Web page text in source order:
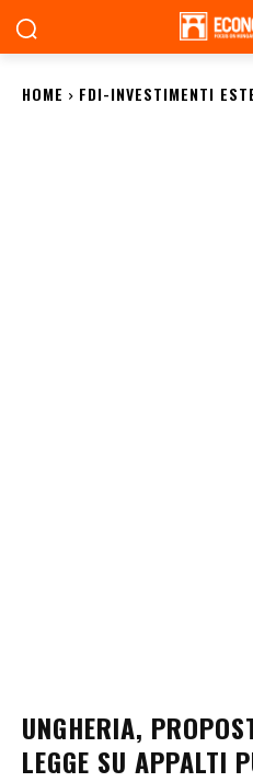
HOME FDI-INVESTIMENTI
UNGHERIA,
LEGGE SU APPALTI